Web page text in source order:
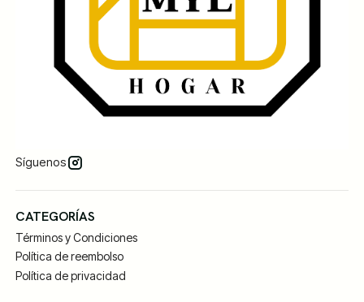
Síguenos
CATEGORÍAS
Términos y Condiciones
Política de reembolso
Política de privacidad